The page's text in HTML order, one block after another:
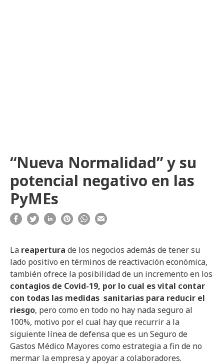
“Nueva Normalidad” y su
potencial negativo en las
PyMEs
La reapertura de los negocios además de tener su
lado positivo en términos de reactivación económica,
también ofrece la posibilidad de un incremento en los
contagios de Covid-19, por lo cual es vital contar
con todas las medidas sanitarias para reducir el
riesgo, pero como en todo no hay nada seguro al
100%, motivo por el cual hay que recurrir a la
siguiente línea de defensa que es un Seguro de
Gastos Médico Mayores como estrategia a fin de no
mermar la empresa y apoyar a colaboradores.